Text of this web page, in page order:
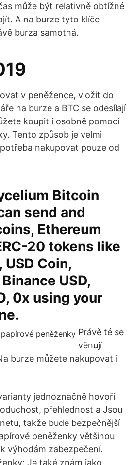
může být relativně obtížné
A na burze tyto klíče
burza samotná.
v peněžence, vložit do
na burze a BTC se odesílají
koupit i osobně pomocí
Tento způsob je velmi
nakupovat pouze od
Bitcoin
send and
Ethereum
20 tokens like
USD Coin,
USD,
0x using your
Právě té se
věnují
burze můžete nakupovat i
jednoznačně hovoří
přehlednost a Jsou
takže bude bezpečnější
peněženky většinou
výhodám zabezpečení.
Je také znám jako